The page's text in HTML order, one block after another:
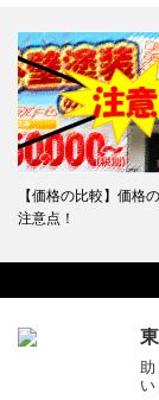
クレジットカード払い
はじめまし…